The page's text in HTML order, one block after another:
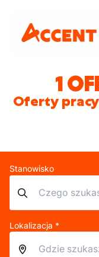
1
Oferty
Stanowisko
Lokalizacja *